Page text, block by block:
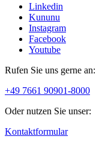
Linkedin
Kununu
Instagram
Facebook
Youtube
Rufen Sie uns gerne an:
+49 7661 90901-8000
Oder nutzen Sie unser:
Kontaktformular